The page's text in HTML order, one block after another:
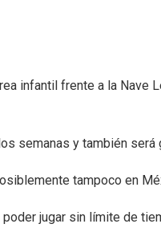
infantil frente a la Nave
semanas y también será
tampoco en
jugar sin límite de